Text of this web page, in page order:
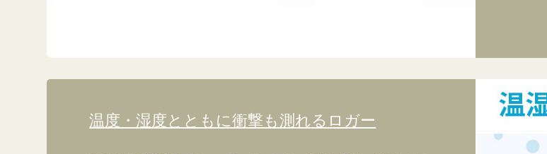
温度・湿度とともに衝撃も測れるロガー